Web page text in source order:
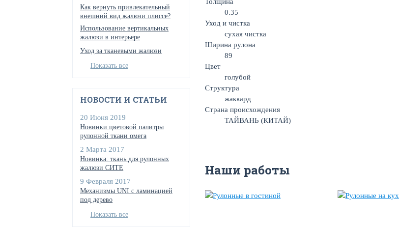
Как вернуть привлекательный
внешний вид жалюзи плиссе?
Использование вертикальных
жалюзи в интерьере
Уход за тканевыми жалюзи
Показать все
НОВОСТИ И СТАТЬИ
20 Июня 2019
Новинки цветовой палитры
рулонной ткани омега
2 Марта 2017
Новинка: ткань для рулонных
жалюзи СИТЕ
9 Февраля 2017
Механизмы UNI с ламинацией
под дерево
Показать все
0.35
Уход и чистка
сухая чистка
Ширина рулона
89
Цвет
голубой
Структура
жаккард
Страна происхождения
ТАЙВАНЬ (КИТАЙ)
Наши работы